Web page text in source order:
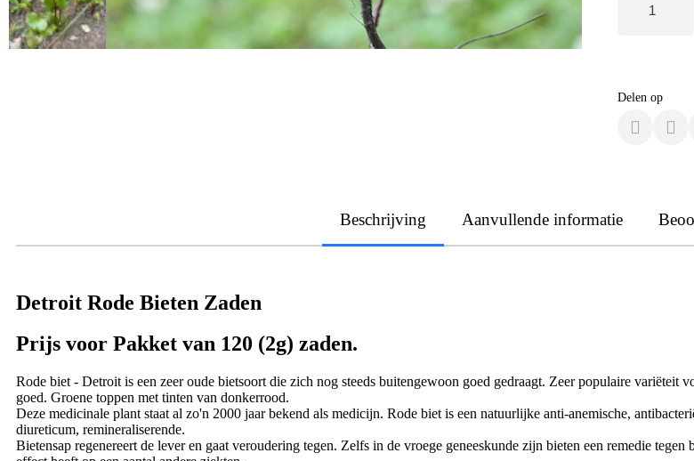
Delen op
Beschrijving Aanvullende informatie
Detroit Rode Bieten Zaden
Prijs voor Pakket van 120 (2g) zaden.
Rode biet - Detroit is een zeer oude bietsoort die zich nog steeds buitengewoon goed gedraagt. Zeer populaire
goed. Groene toppen met tinten van donkerrood.
Deze medicinale plant staat al zo'n 2000 jaar bekend als medicijn. Rode biet is een natuurlijke anti-anemische,
diureticum, remineraliserende.
Bietensap regenereert de lever en gaat veroudering tegen. Zelfs in de vroege geneeskunde zijn bieten een remedie